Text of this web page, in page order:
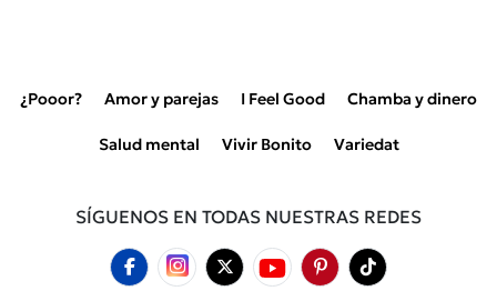
¿Pooor? Amor y parejas I Feel Good Chamba y dinero
Salud mental Vivir Bonito Variedat
SÍGUENOS EN TODAS NUESTRAS REDES